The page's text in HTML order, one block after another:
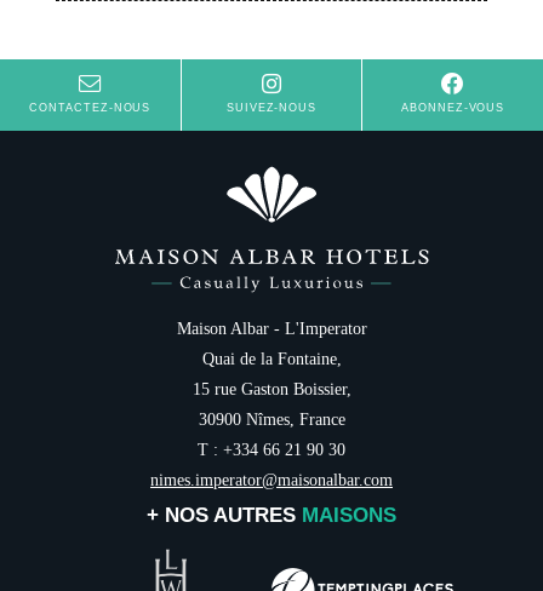
CONTACTEZ-NOUS SUIVEZ-NOUS ABONNEZ-VOUS
Maison Albar - L'Imperator
Quai de la Fontaine,
15 rue Gaston Boissier,
30900 Nîmes, France
T : +334 66 21 90 30
nimes.imperator@maisonalbar.com
+ NOS AUTRES MAISONS